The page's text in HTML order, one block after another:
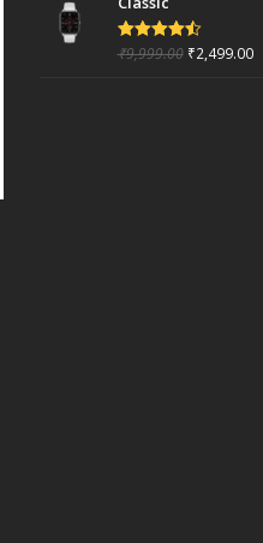
Rated4.50
₹9,999.00 ₹2,499.00